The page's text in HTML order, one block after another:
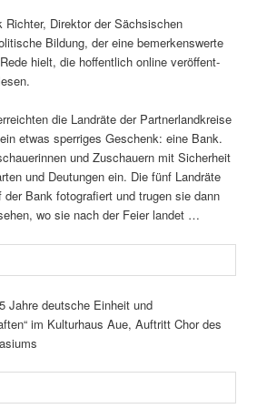
Richter, Direktor der Sächsischen
Bildung, der eine bemer­kens­werte
hielt, die hoffent­lich online veröf­fent­
die Landräte der Partnerlandkreise
etwas sper­riges Geschenk: eine Bank.
und Zuschauern mit Sicherheit
und Deutungen ein. Die fünf Landräte
der Bank foto­gra­fiert und trugen sie dann
wo sie nach der Feier landet …
Jahre deut­sche Einheit und
im Kulturhaus Aue, Auftritt Chor des